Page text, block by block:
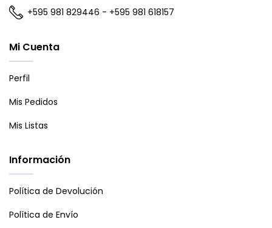
+595 981 829446 - +595 981 618157
Mi Cuenta
Perfil
Mis Pedidos
Mis Listas
Información
Política de Devolución
Política de Envío